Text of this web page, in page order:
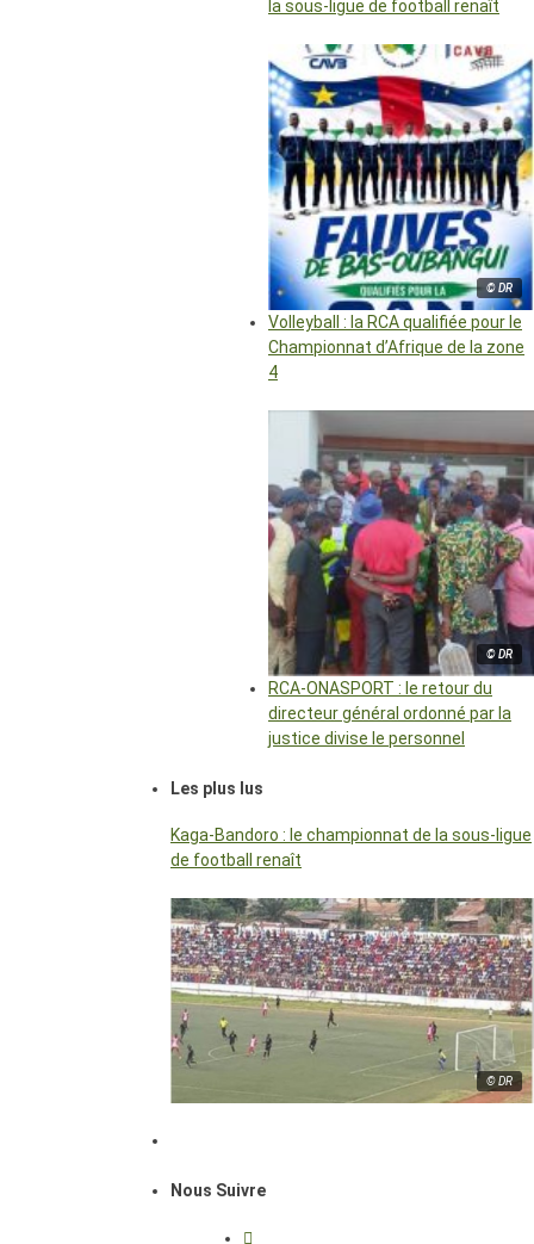
la sous-ligue de football renaît
© DR
Volleyball : la RCA qualifiée pour le
Championnat d’Afrique de la zone
4
© DR
RCA-ONASPORT : le retour du
directeur général ordonné par la
justice divise le personnel
Les plus lus
Kaga-Bandoro : le championnat de la sous-ligue
de football renaît
© DR
Nous Suivre